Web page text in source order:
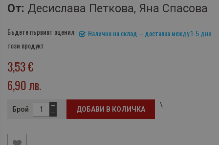
От: Десислава Петкова, Яна Спасова
Налично на склад – доставка между 1-5 дни
Бъдете първият оценил
този продукт
3,53 €
6,90 лв.
Брой ДОБАВИ В КОЛИЧКА
\